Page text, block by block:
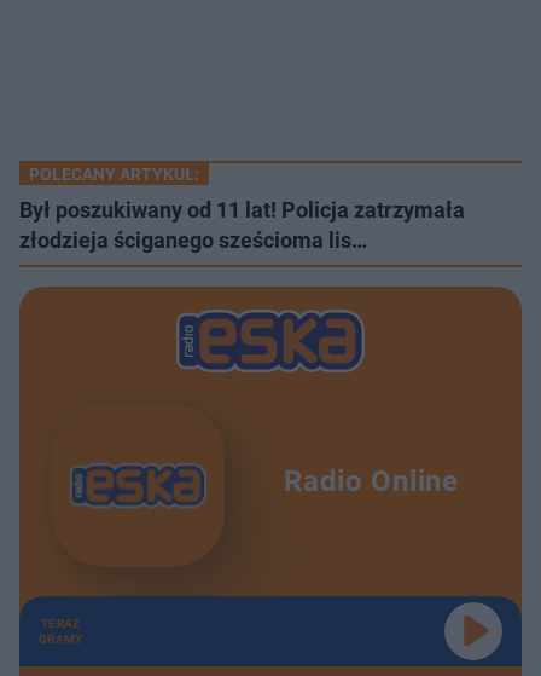
POLECANY ARTYKUŁ:
Był poszukiwany od 11 lat! Policja zatrzymała
złodzieja ściganego sześcioma lis…
Radio Online
TERAZ
GRAMY